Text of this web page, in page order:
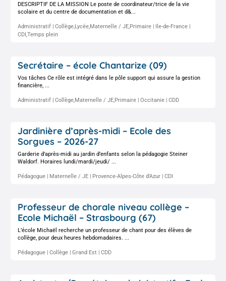
DESCRIPTIF DE LA MISSION Le poste de coordinateur/trice de la vie
scolaire et du centre de documentation et d&...
Administratif Collège,Lycée,Maternelle / JE,Primaire
Ile-de-France
CDI,Temps plein
Secrétaire – école Chantarize (09)
Vos tâches Ce rôle est intégré dans le pôle support qui assure la gestion
financière, ...
Administratif Collège,Maternelle / JE,Primaire Occitanie CDD
Jardinière d’après-midi – Ecole des
Sorgues – 2026-27
Garderie d’après-midi au jardin d’enfants selon la pédagogie Steiner
Waldorf. Horaires lundi/mardi/jeudi/ ...
Pédagogue Maternelle / JE Provence-Alpes-Côte d'Azur CDI
Professeur de chorale niveau collège –
Ecole Michaël – Strasbourg (67)
L’école Michaël recherche un professeur de chant pour des élèves de
collège, pour deux heures hebdomadaires. ...
Pédagogue Collège Grand Est CDD